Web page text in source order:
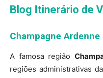
Blog Itinerário de
Champagne Ardenne
A famosa região
regiões administrativas